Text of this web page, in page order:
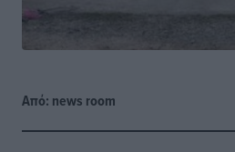
Από: news room